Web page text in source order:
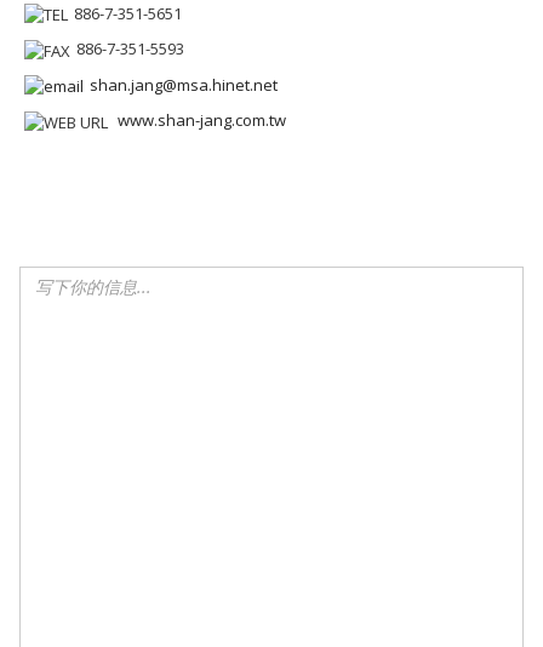
886-7-351-5651
886-7-351-5593
shan.jang@msa.hinet.net
www.shan-jang.com.tw